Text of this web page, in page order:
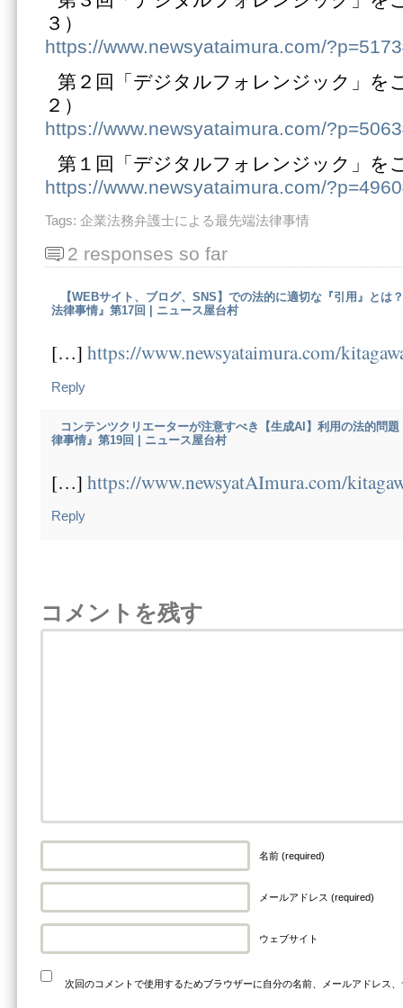
３）
https://www.newsyataimura.com/
第２回「デジタルフォレンジック」を
２）
https://www.newsyataimura.com/
第１回「デジタルフォレンジック」を
https://www.newsyataimura.com/
Tags: 企業法務弁護士による最先端法律事情
2 responses so far
【WEBサイト、ブログ、SNS】での法的に適切な『引用』とは
法律事情』第17回 | ニュース屋台村
[…]https://www.newsyataimura.com/
Reply
コンテンツクリエーターが注意すべき【生成AI】利用の法的問
律事情』第19回 | ニュース屋台村
[…]https://www.newsyatAImura.com/
Reply
コメントを残す
名前 (required)
メールアドレス (required)
ウェブサイト
次回のコメントで使用するためブラウザーに自分の名前、メールアドレス